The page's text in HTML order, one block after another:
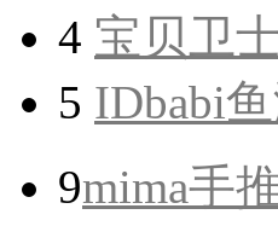
4 宝贝卫
5 IDbabi
9mima手